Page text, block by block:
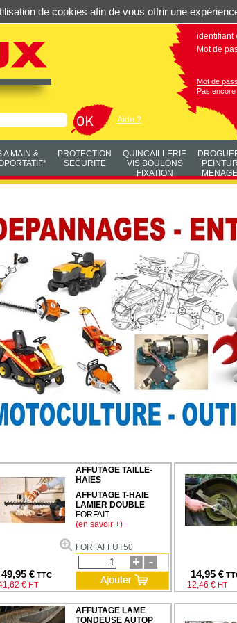
Aide ?
identifiant
Mot de
Mot de
Pas
A MAIN &
PROTECTION
SECURITE
QUINCAILLERIE
VIS BOULONS
FIXATION
49,95 € TTC
€ HT
AFFUTAGE TAILLE-
HAIES
AFFUTAGE T-HAIE
LAMIER DOUBLE
FORFAIT
(en savoir +)
FORFAFFUT50
14,95 €
12,46 € HT
AFFUTAGE LAME
TONDEUSE AUTOP
de cookies afin de vous offrir une